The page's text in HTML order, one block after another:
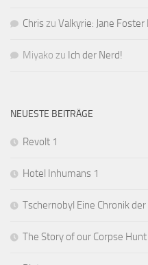
Chriszu Valkyrie: Jane
Miyako zu Ich der Nerd!
NEUESTE BEITRÄGE
Revolt 1
Hotel Inhumans 1
Tschernobyl Eine Chronik
The Story of our Corpse